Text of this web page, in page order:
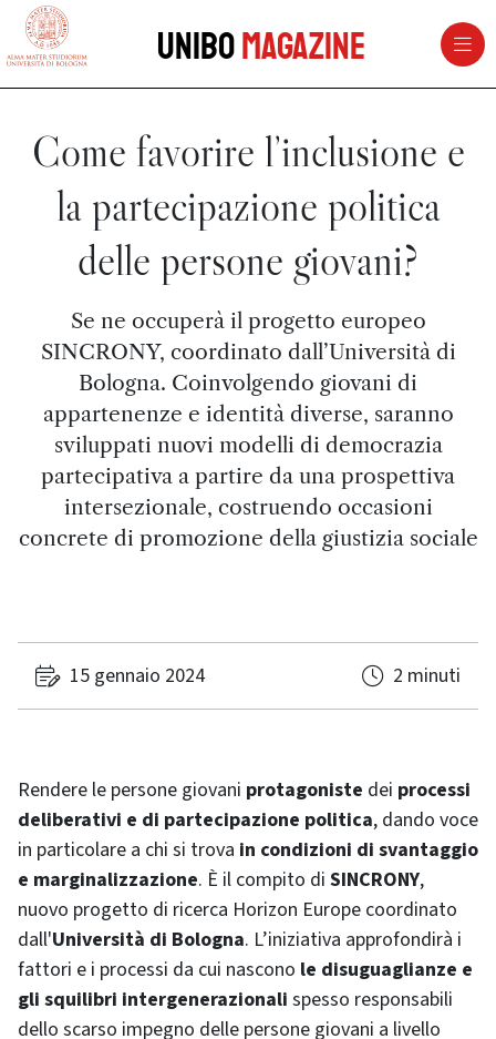
vai al contenuto della pagina
UniboMagazine
Come favorire l’inclusione e
la partecipazione politica
delle persone giovani?
Se ne occuperà il progetto europeo
SINCRONY, coordinato dall’Università di
Bologna. Coinvolgendo giovani di
appartenenze e identità diverse, saranno
sviluppati nuovi modelli di democrazia
partecipativa a partire da una prospettiva
intersezionale, costruendo occasioni
concrete di promozione della giustizia sociale
15 gennaio 2024 2 minuti
Rendere le persone giovani protagoniste dei processi
deliberativi e di partecipazione politica, dando voce
in particolare a chi si trova in condizioni di svantaggio
e marginalizzazione. È il compito di SINCRONY,
nuovo progetto di ricerca Horizon Europe coordinato
dall'Università di Bologna. L’iniziativa approfondirà i
fattori e i processi da cui nascono le disuguaglianze e
gli squilibri intergenerazionali spesso responsabili
dello scarso impegno delle persone giovani a livello